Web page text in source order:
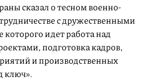
сказал о тесном военно-
с дружественными
которого идет работа над
подготовка кадров,
и производственных
ключ».